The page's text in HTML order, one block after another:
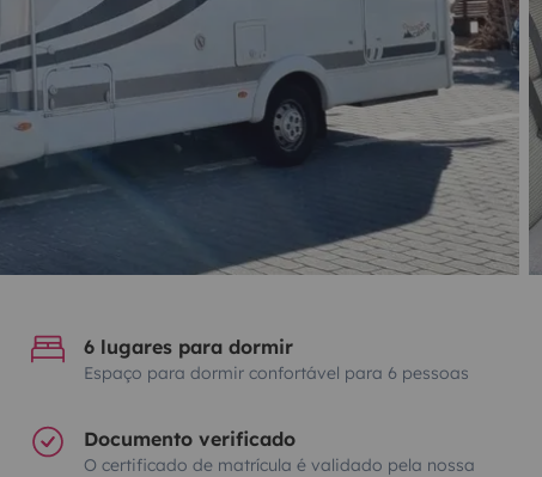
6 lugares para dormir
Espaço para dormir confortável para 6 pessoas
Documento verificado
O certificado de matrícula é validado pela nossa